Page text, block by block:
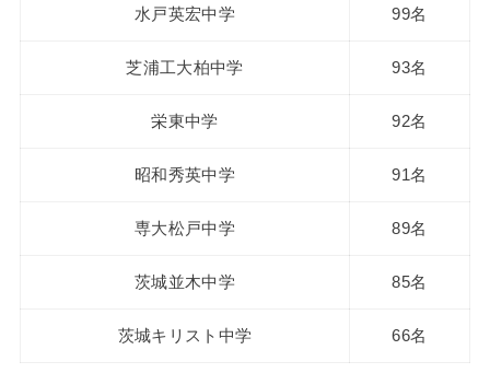
水戸英宏中学 99名
芝浦工大柏中学 93名
栄東中学 92名
昭和秀英中学 91名
専大松戸中学 89名
茨城並木中学 85名
茨城キリスト中学 66名